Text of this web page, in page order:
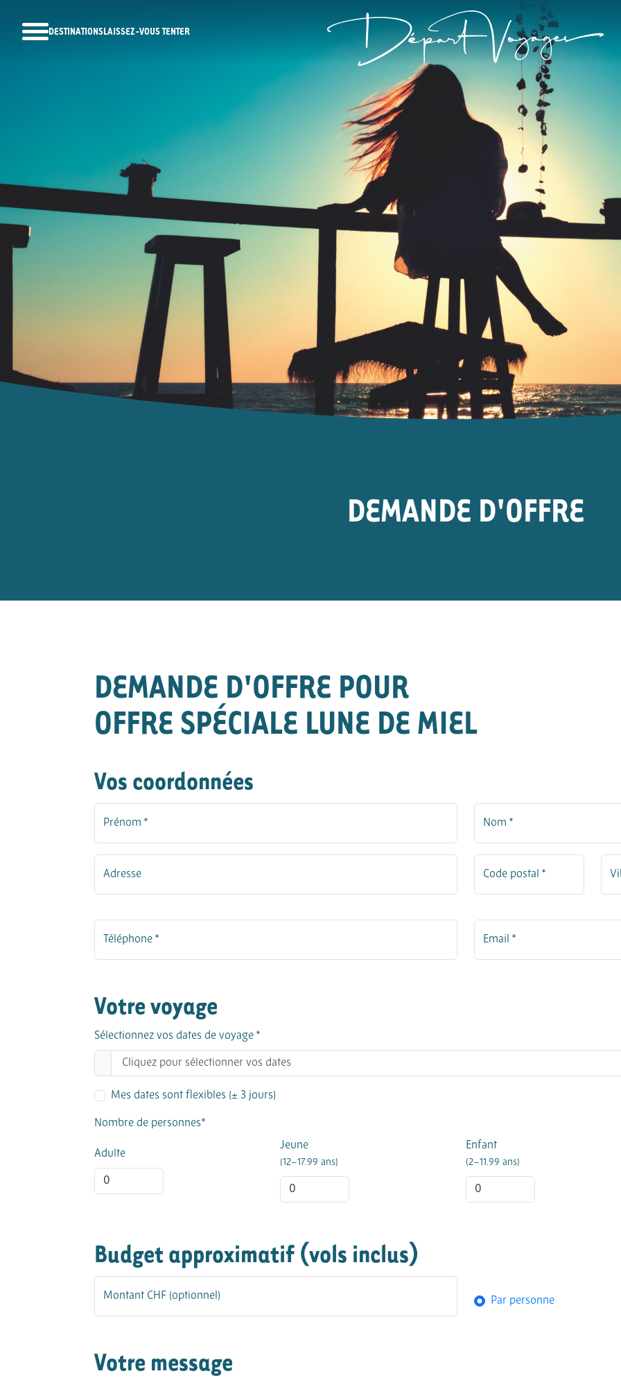
DESTINATIONSLAISSEZ-VOUS TENTER
DEMANDE D'OFFRE
DEMANDE D'OFFRE POUR
OFFRE SPÉCIALE LUNE DE MIEL
Vos coordonnées
Prénom * Nom *
Adresse Code postal *
Téléphone * Email *
Votre voyage
Sélectionnez vos dates de voyage *
Mes dates sont flexibles (± 3 jours)
Nombre de personnes*
Adulte
Jeune
(12–17.99 ans)
Enfant
(2–11.99 ans)
Budget approximatif (vols inclus)
Montant CHF (optionnel) Par personne
Votre message